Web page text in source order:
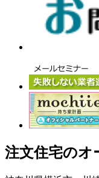
注文住宅のオ